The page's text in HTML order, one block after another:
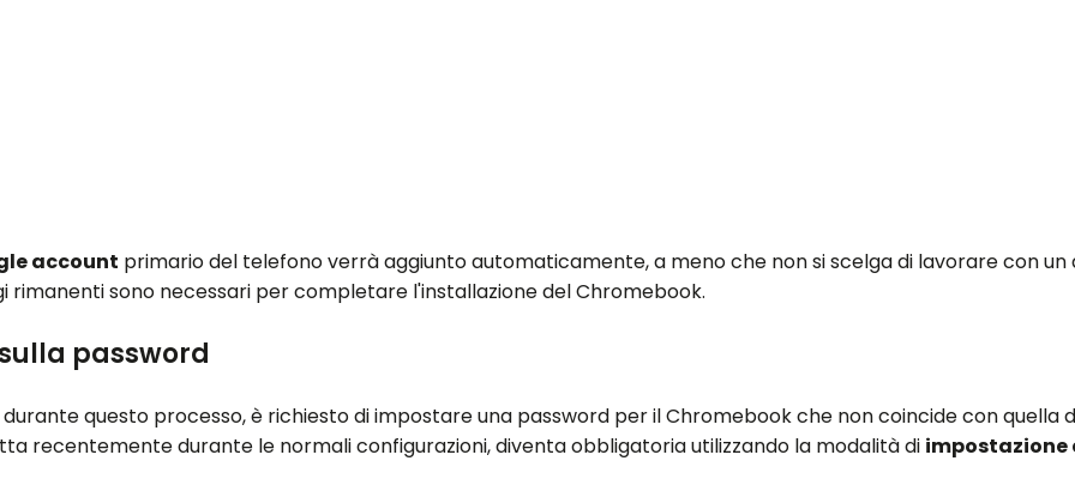
account primario del telefono verrà aggiunto automaticamente, a meno che non si scelga di lavorare con
rimanenti sono necessari per completare l'installazione del Chromebook.
password
questo processo, è richiesto di impostare una password per il Chromebook che non coincide con quella
recentemente durante le normali configurazioni, diventa obbligatoria utilizzando la modalità di impostazione